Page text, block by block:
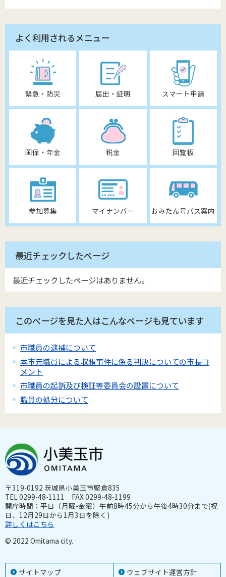
よく利用されるメニュー
緊急・防災 届出・証明 スマート申請
国保・年金 税金 回覧板
参加募集 マイナンバー おみたん号バス案内
最近チェックしたページ
最近チェックしたページはありません。
このページを見た人はこんなページも見ています
市職員の逮捕について
本市元職員による収賄事件に係る判決についての市長コ
メント
市職員の起訴及び検証等委員会の設置について
職員の処分について
サイトマップ ウェブサイト運営方針
〒319-0192 茨城県小美玉市堅倉835
TEL 0299-48-1111 FAX 0299-48-1199
開庁時間：平日（月曜-金曜）午前8時45分から午後4時30分まで(祝
日、12月29日から1月3日を除く)
詳しくはこちら
© 2022 Omitama city.